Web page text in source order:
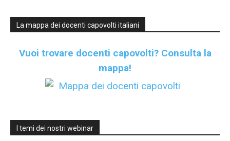
La mappa dei docenti capovolti italiani
Vuoi trovare docenti capovolti? Consulta la
mappa!
I temi dei nostri webinar